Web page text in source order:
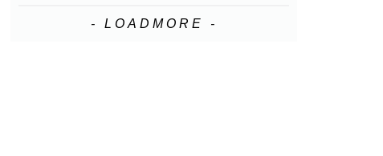
- LOADMORE -